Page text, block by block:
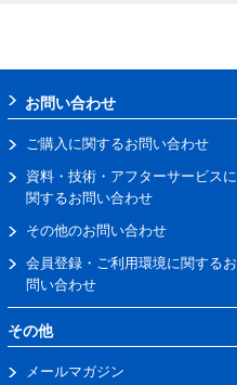
お問い合わせ
ご購入に関するお問い合わせ
資料・技術・アフターサービスに
関するお問い合わせ
その他のお問い合わせ
会員登録・ご利用環境に関するお
問い合わせ
その他
メールマガジン